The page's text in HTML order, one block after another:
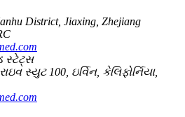
District, Jiaxing, Zhejiang
સ્ટેટ્સ
સ્યુટ 100, ઇર્વિન, કેલિફોર્નિયા,